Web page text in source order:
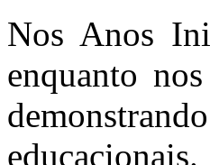
Nos Anos
enquanto
educacionais.